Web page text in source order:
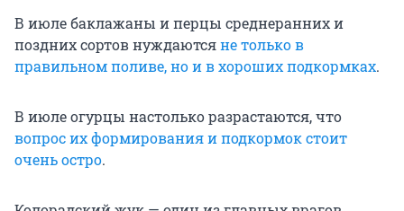
В июле баклажаны и перцы среднеранних и
поздних сортов нуждаютсяне только в
правильном поливе, но и в хороших подкормках.
В июле огурцы настолько разрастаются, что
вопрос их формирования и подкормок стоит
очень остро.